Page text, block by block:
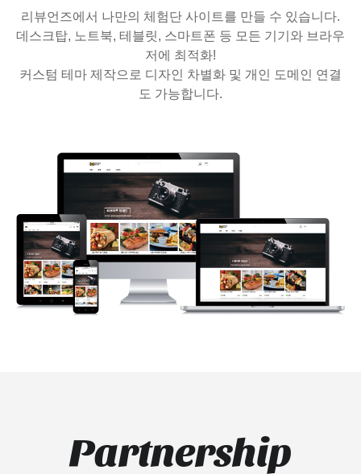
리뷰언즈에서 나만의 체험단 사이트를 만들 수 있습니다.
데스크탑, 노트북, 테블릿, 스마트폰 등 모든 기기와 브라우
저에 최적화!
커스텀 테마 제작으로 디자인 차별화 및 개인 도메인 연결
도 가능합니다.
Partnership